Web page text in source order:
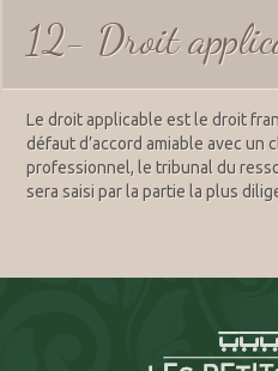
12- Droit
Le droit applicable est le droit
défaut d’accord amiable avec un
professionnel, le tribunal du
sera saisi par la partie la plus